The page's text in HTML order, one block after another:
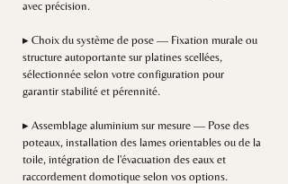
avec précision.
▸ Choix du système de pose — Fixation murale ou
structure autoportante sur platines scellées,
sélectionnée selon votre configuration pour
garantir stabilité et pérennité.
▸ Assemblage aluminium sur mesure — Pose des
poteaux, installation des lames orientables ou de la
toile, intégration de l'évacuation des eaux et
raccordement domotique selon vos options.